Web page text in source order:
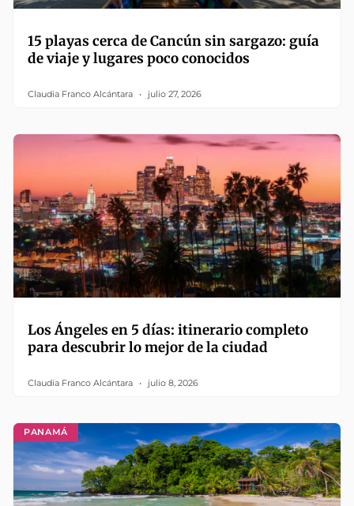
15 playas cerca de Cancún sin sargazo: guía
de viaje y lugares poco conocidos
Claudia Franco Alcántara julio 27, 2026
Los Ángeles en 5 días: itinerario completo
para descubrir lo mejor de la ciudad
Claudia Franco Alcántara julio 8, 2026
PANAMÁ